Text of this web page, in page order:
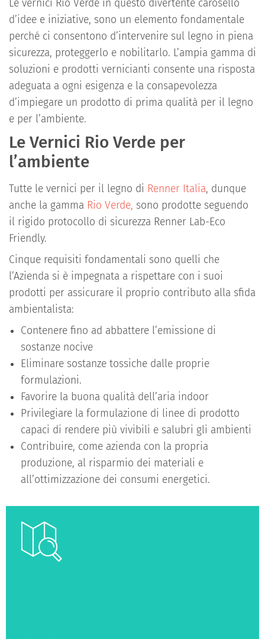
Le vernici Rio Verde in questo divertente carosello
d’idee e iniziative, sono un elemento fondamentale
perché ci consentono d’intervenire sul legno in piena
sicurezza, proteggerlo e nobilitarlo. L’ampia gamma di
soluzioni e prodotti vernicianti consente una risposta
adeguata a ogni esigenza e la consapevolezza
d’impiegare un prodotto di prima qualità per il legno
e per l’ambiente.
Le Vernici Rio Verde per
l’ambiente
Tutte le vernici per il legno di Renner Italia, dunque
anche la gamma Rio Verde, sono prodotte seguendo
il rigido protocollo di sicurezza Renner Lab-Eco
Friendly.
Cinque requisiti fondamentali sono quelli che
l’Azienda si è impegnata a rispettare con i suoi
prodotti per assicurare il proprio contributo alla sfida
ambientalista:
Contenere fino ad abbattere l’emissione di
sostanze nocive
Eliminare sostanze tossiche dalle proprie
formulazioni.
Favorire la buona qualità dell’aria indoor
Privilegiare la formulazione di linee di prodotto
capaci di rendere più vivibili e salubri gli ambienti
Contribuire, come azienda con la propria
produzione, al risparmio dei materiali e
all’ottimizzazione dei consumi energetici.
Ci vediamo